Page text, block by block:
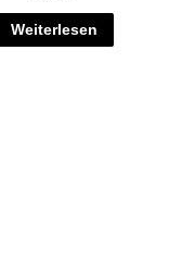
Weiterlesen